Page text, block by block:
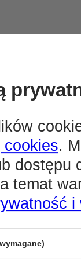
cookies.
dostępu
temat
i